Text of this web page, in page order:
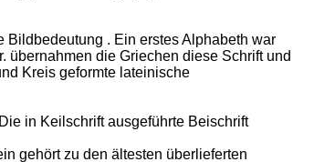
Bildbedeutung . Ein erstes Alphabeth war
übernahmen die Griechen diese Schrift und
Kreis geformte lateinische
in Keilschrift ausgeführte Beischrift
gehört zu den ältesten überlieferten